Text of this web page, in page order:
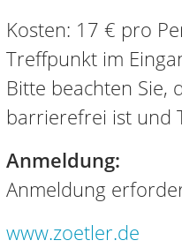
Kosten: 17 € pro
Treffpunkt im
Bitte beachten Sie,
barrierefrei ist und
Anmeldung:
Anmeldung
www.zoetler.de